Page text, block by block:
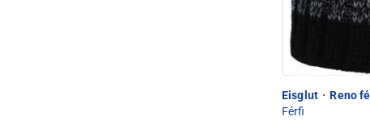
Eisglut · Reno
Férfi